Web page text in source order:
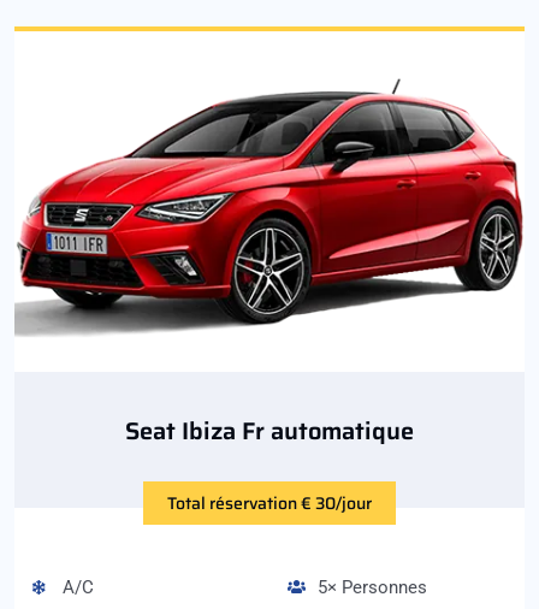
Seat Ibiza Fr automatique
Total réservation € 30/jour
A/C
5× Personnes